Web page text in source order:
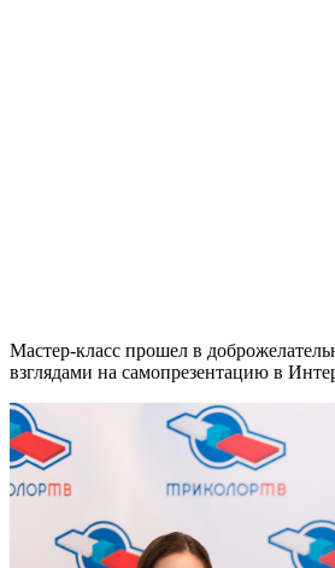
Мастер-класс прошел в
взглядами на самопрезентацию в